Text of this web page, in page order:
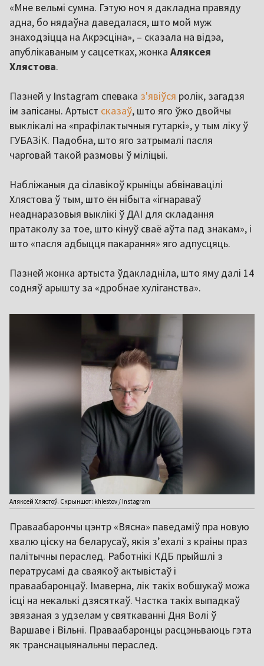
«Мне вельмі сумна. Гэтую ноч я дакладна правяду
адна, бо нядаўна даведалася, што мой муж
знаходзіцца на Акрэсціна», – сказала на відэа,
апублікаваным у сацсетках, жонка Аляксея
Хлястова.
Пазней у Instagram спевака з'явіўся ролік, загадзя
ім запісаны. Артыст сказаў, што яго ўжо двойчы
выклікалі на «прафілактычныя гутаркі», у тым ліку ў
ГУБАЗіК. Падобна, што яго затрымалі пасля
чарговай такой размовы ў міліцыі.
Набліжаныя да сілавікоў крыніцы абвінавацілі
Хлястова ў тым, што ён нібыта «ігнараваў
неаднаразовыя выклікі ў ДАІ для складання
пратаколу за тое, што кінуў сваё аўта пад знакам», і
што «пасля адбыцця пакарання» яго адпусцяць.
Пазней жонка артыста ўдакладніла, што яму далі 14
содняў арышту за «дробнае хуліганства».
Аляксей Хлястоў. Скрыншот: khlestov / Instagram
Праваабарончы цэнтр «Вясна» паведаміў пра новую
хвалю ціску на беларусаў, якія з’ехалі з краіны праз
палітычны пераслед. Работнікі КДБ прыйшлі з
ператрусамі да сваякоў актывістаў і
праваабаронцаў. Імаверна, лік такіх вобшукаў можа
ісці на некалькі дзясяткаў. Частка такіх выпадкаў
звязаная з удзелам у святкаванні Дня Волі ў
Варшаве і Вільні. Праваабаронцы расцэньваюць гэта
як транснацыянальны пераслед.